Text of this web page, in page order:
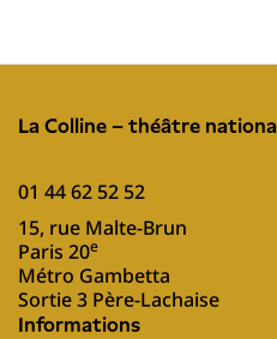
La Colline – théâtre national
01 44 62 52 52
15, rue Malte-Brun
Paris 20e
Métro Gambetta
Sortie 3 Père-Lachaise
Informations